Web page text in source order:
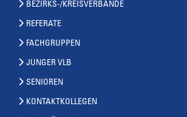
BEZIRKS-/KREISVERBÄNDE
REFERATE
FACHGRUPPEN
JUNGER VLB
SENIOREN
KONTAKTKOLLEGEN